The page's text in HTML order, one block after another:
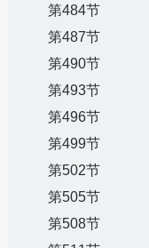
第484节
第487节
第490节
第493节
第496节
第499节
第502节
第505节
第508节